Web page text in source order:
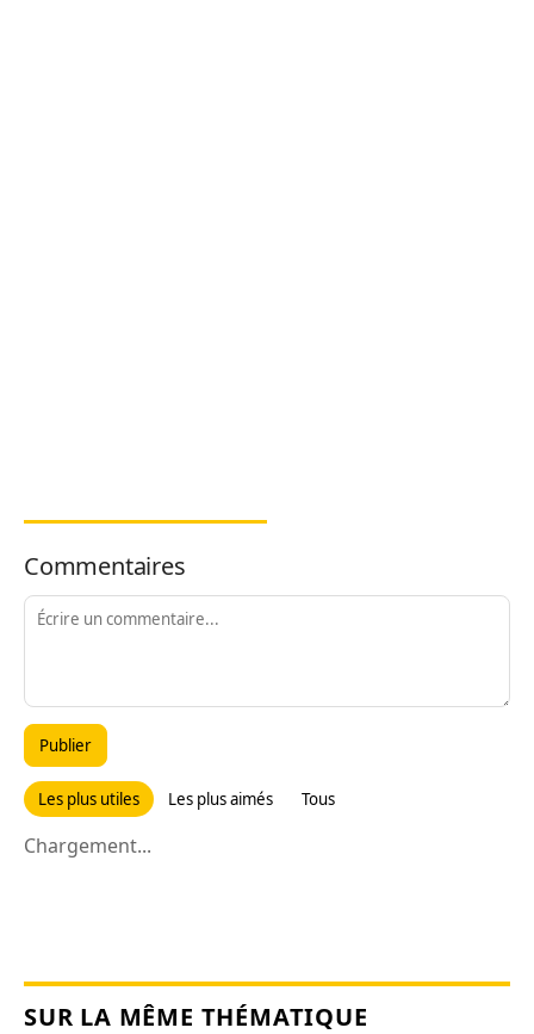
Commentaires
Publier
Les plus utiles Les plus aimés Tous
Chargement...
SUR LA MÊME THÉMATIQUE